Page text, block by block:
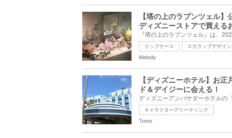
【塔の上のラプンツェル
ディズニーストアで買える
リップケース スカラップデザイン
Melody
【ディズニーホテル】お
ド＆デイジーに会える！
キャラクターグリーティング
Tomo